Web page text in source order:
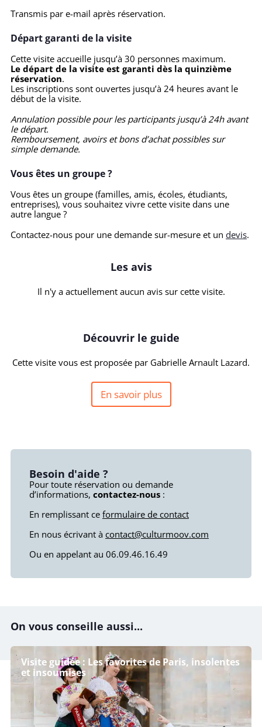
Transmis par e-mail après réservation.
Départ garanti de la visite
Cette visite accueille jusqu’à 30 personnes maximum.
Le départ de la visite est garanti dès la quinzième
réservation.
Les inscriptions sont ouvertes jusqu’à 24 heures avant le
début de la visite.
Annulation possible pour les participants jusqu’à 24h avant
le départ.
Remboursement, avoirs et bons d’achat possibles sur
simple demande.
Vous êtes un groupe ?
Vous êtes un groupe (familles, amis, écoles, étudiants,
entreprises), vous souhaitez vivre cette visite dans une
autre langue ?
Contactez-nous pour une demande sur-mesure et un devis.
Les avis
Il n'y a actuellement aucun avis sur cette visite.
Découvrir le guide
Cette visite vous est proposée par Gabrielle Arnault Lazard.
En savoir plus
Besoin d'aide ?
Pour toute réservation ou demande
d’informations, contactez-nous :
En remplissant ce formulaire de contact
En nous écrivant à contact@culturmoov.com
Ou en appelant au 06.09.46.16.49
On vous conseille aussi...
Visite guidée : Les favorites de Paris, insolentes
et insoumises